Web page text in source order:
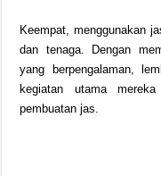
Keempat, menggunakan
dan tenaga. Dengan
yang berpengalaman,
kegiatan utama
pembuatan jas.